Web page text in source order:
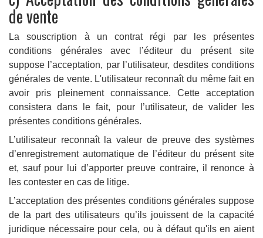
de vente
La souscription à un contrat régi par les présentes
conditions générales avec l’éditeur du présent site
suppose l’acceptation, par l’utilisateur, desdites conditions
générales de vente. L'utilisateur reconnaît du même fait en
avoir pris pleinement connaissance. Cette acceptation
consistera dans le fait, pour l’utilisateur, de valider les
présentes conditions générales.
L’utilisateur reconnaît la valeur de preuve des systèmes
d’enregistrement automatique de l’éditeur du présent site
et, sauf pour lui d’apporter preuve contraire, il renonce à
les contester en cas de litige.
L’acceptation des présentes conditions générales suppose
de la part des utilisateurs qu’ils jouissent de la capacité
juridique nécessaire pour cela, ou à défaut qu'ils en aient